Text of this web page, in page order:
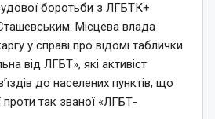
боротьби з ЛГБТК+
Місцева влада
у справі про відомі таблички
від ЛГБТ», які активіст
до населених пунктів, що
проти так званої «ЛГБТ-